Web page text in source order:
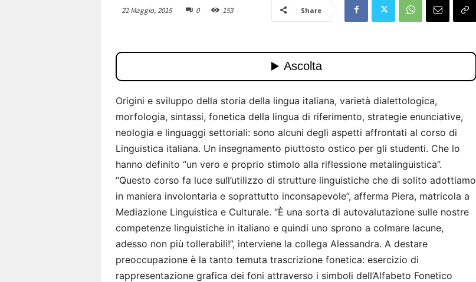
22 Maggio, 2015 0 153 Share
Origini e sviluppo della storia della lingua italiana, varietà dialettologica,
morfologia, sintassi, fonetica della lingua di riferimento, strategie enunciative,
neologia e linguaggi settoriali: sono alcuni degli aspetti affrontati al corso di
Linguistica italiana. Un insegnamento piuttosto ostico per gli studenti. Che lo
hanno definito “un vero e proprio stimolo alla riflessione metalinguistica”.
“Questo corso fa luce sull’utilizzo di strutture linguistiche che di solito adottiamo
in maniera involontaria e soprattutto inconsapevole”, afferma Piera, matricola a
Mediazione Linguistica e Culturale. “È una sorta di autovalutazione sulle nostre
competenze linguistiche in italiano e quindi uno sprono a colmare lacune,
adesso non più tollerabili!”, interviene la collega Alessandra. A destare
preoccupazione è la tanto temuta trascrizione fonetica: esercizio di
rappresentazione grafica dei foni attraverso i simboli dell’Alfabeto Fonetico